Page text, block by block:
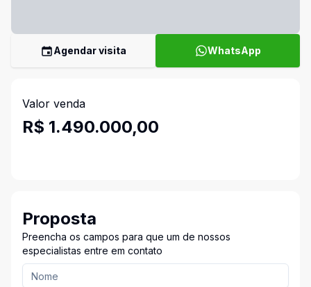
Agendar visita WhatsApp
Valor venda
R$ 1.490.000,00
Proposta
Preencha os campos para que um de nossos
especialistas entre em contato